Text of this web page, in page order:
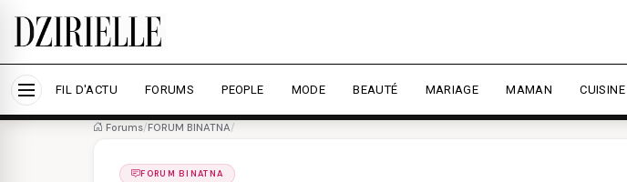
Nous utilisons des cookies pour améliorer votre expérience et mesurer l'audience.
Accepter tout Personnaliser
FIL D'ACTU FORUMS PEOPLE MODE BEAUTÉ MARIAGE MAMAN CUISINE
Forums/FORUM BINATNA/
FORUM BINATNA